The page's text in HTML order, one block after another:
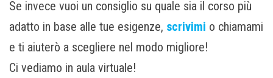
Se invece vuoi un consiglio su quale sia il corso più
adatto in base alle tue esigenze, scrivimi o chiamami
e ti aiuterò a scegliere nel modo migliore!
Ci vediamo in aula virtuale!